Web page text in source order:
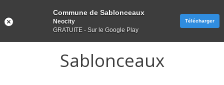
Sablonceaux
Commune de Sablonceaux
Neocity
GRATUITE - Sur le Google Play
Télécharger